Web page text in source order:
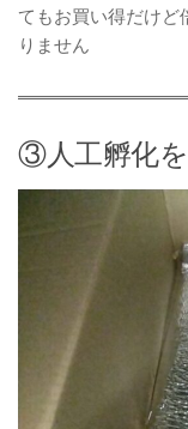
てもお買い得だけど
りません
③人工孵化